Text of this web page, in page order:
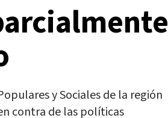
y Sociales de la región
contra de las políticas